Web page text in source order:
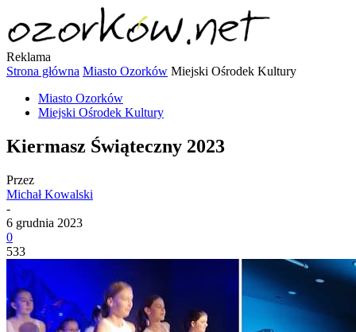
Reklama
Strona główna Miasto Ozorków Miejski Ośrodek Kultury
Miasto Ozorków
Miejski Ośrodek Kultury
Kiermasz Świąteczny 2023
Przez
Michał Kowalski
-
6 grudnia 2023
0
533